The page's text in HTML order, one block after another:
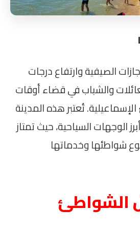
الصيفية وارتفاع درجات
والشباب في قضاء أوقات
تُعتبر هذه المدينة
الوجهات السياحية، حيث تمتاز
شواطئها وخدماتها
الشواطئ